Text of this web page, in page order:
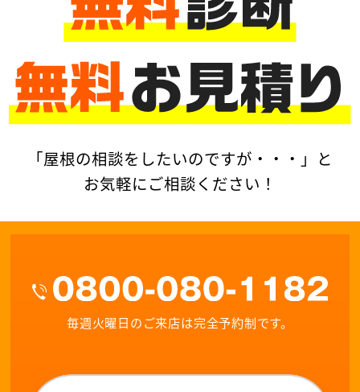
「屋根の相談をしたいのですが・・・」と
お気軽にご相談ください！
毎週火曜日のご来店は完全予約制です。